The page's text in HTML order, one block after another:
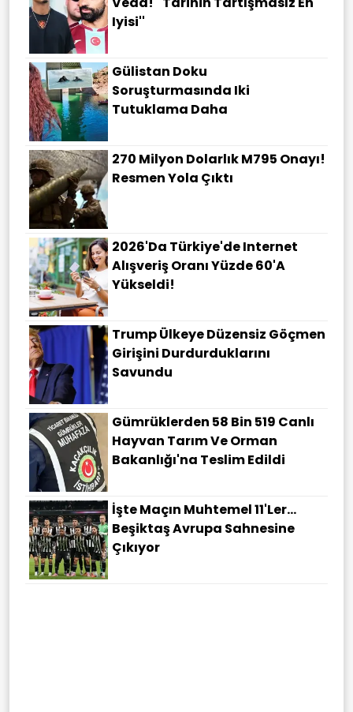
Iyisi''
Gülistan Doku
Soruşturmasında Iki
Tutuklama Daha
270 Milyon Dolarlık M795 Onayı!
Resmen Yola Çıktı
2026'da Türkiye'de Internet
Alışveriş Oranı Yüzde 60'a
Yükseldi!
Trump Ülkeye Düzensiz Göçmen
Girişini Durdurduklarını
Savundu
Gümrüklerden 58 Bin 519 Canlı
Hayvan Tarım Ve Orman
Bakanlığı'na Teslim Edildi
İşte Maçın Muhtemel 11'ler...
Beşiktaş Avrupa Sahnesine
Çıkıyor